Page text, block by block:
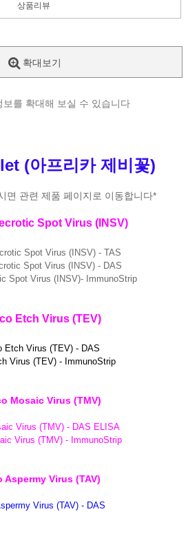
상품리뷰
확대보기
보를 확대해 보실 수 있습니다
(아프리카 제비꽃)
면 관련 제품 페이지로 이동합니다*
Spot Virus (INSV)
Spot Virus (INSV) - TAS
Spot Virus (INSV) - DAS
Spot Virus (INSV)- ImmunoStrip
Etch Virus (TEV)
Etch Virus (TEV) - DAS
Virus (TEV) - ImmunoStrip
Mosaic Virus (TMV)
Virus (TMV) - DAS ELISA
Virus (TMV) - ImmunoStrip
Aspermy Virus (TAV)
Virus (TAV) - DAS